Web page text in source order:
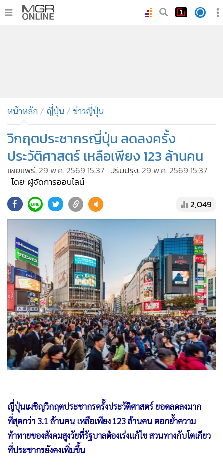
• บันเทิง
•
• คอลัมนิสต์
• ละคร
CbizReview
• ผู้จัดกวน
Green Innovation & SD
Management & HR
• MGR Live
• Infographic
•
การเมือง
• ท่องเที่ยว
• กีฬา
• ต่างประเทศ
• Special Scoop
• ชุมชน-คุณภาพชีวิต
• อาชญากรรม
• Motoring
• เกม
หน้าหลัก ญี่ปุ่น ข่าวญี่ปุ่น
วิกฤตประชากรญี่ปุ่น ลดลงครั้ง
ประวัติศาสตร์ เหลือเพียง 123 ล้านคน
เผยแพร่: 29 พ.ค. 2569 15:37 ปรับปรุง: 29 พ.ค. 2569 15:37
โดย: ผู้จัดการออนไลน์
2,049
ญี่ปุ่นเผชิญวิกฤตประชากรครั้งประวัติศาสตร์ ยอดลดลงมาก
ที่สุดกว่า 3.1 ล้านคน เหลือเพียง 123 ล้านคน ตอกย้ำความ
ท้าทายของสังคมสูงวัยที่รัฐบาลต้องเร่งแก้ไข สวนทางกับโตเกียว
ที่ประชากรยังคงเพิ่มขึ้น